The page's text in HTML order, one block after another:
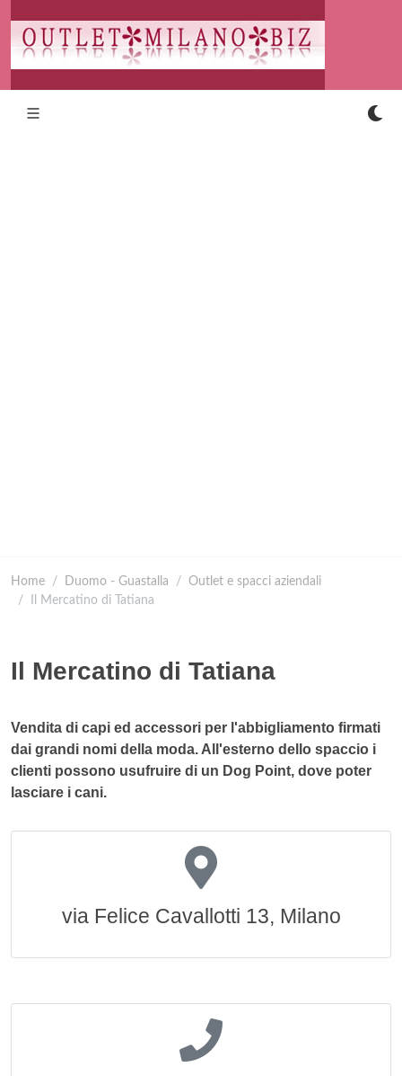
Home Duomo - Guastalla
Outlet e spacci aziendali
Il Mercatino di Tatiana
Il Mercatino di Tatiana
Vendita di capi ed accessori per l'abbigliamento firmati
dai grandi nomi della moda. All'esterno dello spaccio i
clienti possono usufruire di un Dog Point, dove poter
lasciare i cani.
via Felice Cavallotti 13, Milano